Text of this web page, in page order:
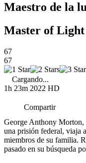
Maestro de la
Master of Light
67
67
Cargando...
1h 23m 2022 HD
Compartir
George Anthony Morton,
una prisión federal, viaja
miembros de su familia.
pasado en su búsqueda